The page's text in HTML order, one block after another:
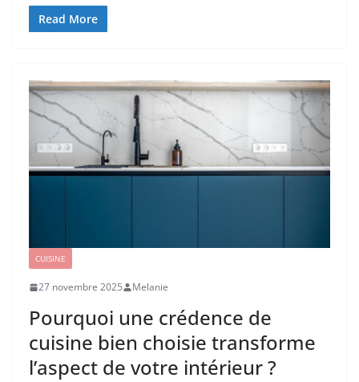
Read More
CUISINE
27 novembre 2025 Melanie
Pourquoi une crédence de
cuisine bien choisie transforme
l’aspect de votre intérieur ?